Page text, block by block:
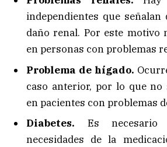
independientes que
daño renal. Por este motivo
en personas con problemas
Problema de hígado.
caso anterior, por lo que no
en pacientes con problemas
Diabetes. Es necesario
necesidades de la